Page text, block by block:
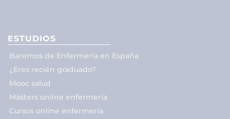
ESTUDIOS
Baremos de Enfermería en España
¿Eres recién graduado?
Mooc salud
Másters online enfermería
Cursos online enfermería